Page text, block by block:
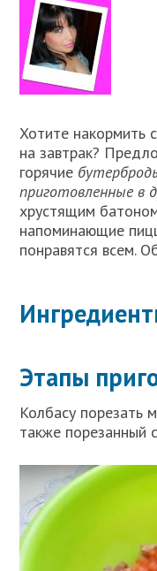
Хотите накормить
на завтрак?
горячие
приготовленные в
хрустящим
напоминающие
понравятся всем.
Этапы
Колбасу порезать
также порезанный